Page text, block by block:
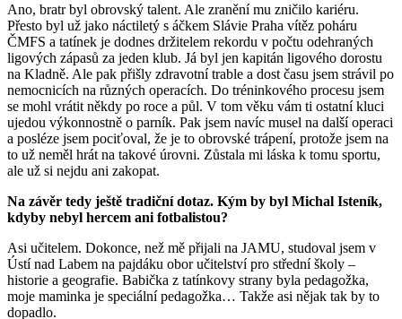
Ano, bratr byl obrovský talent. Ale zranění mu zničilo kariéru.
Přesto byl už jako náctiletý s áčkem Slávie Praha vítěz poháru
ČMFS a tatínek je dodnes držitelem rekordu v počtu odehraných
ligových zápasů za jeden klub. Já byl jen kapitán ligového dorostu
na Kladně. Ale pak přišly zdravotní trable a dost času jsem strávil po
nemocnicích na různých operacích. Do tréninkového procesu jsem
se mohl vrátit někdy po roce a půl. V tom věku vám ti ostatní kluci
ujedou výkonnostně o parník. Pak jsem navíc musel na další operaci
a posléze jsem pociťoval, že je to obrovské trápení, protože jsem na
to už neměl hrát na takové úrovni. Zůstala mi láska k tomu sportu,
ale už si nejdu ani zakopat.
Na závěr tedy ještě tradiční dotaz. Kým by byl Michal Isteník,
kdyby nebyl hercem ani fotbalistou?
Asi učitelem. Dokonce, než mě přijali na JAMU, studoval jsem v
Ústí nad Labem na pajdáku obor učitelství pro střední školy –
historie a geografie. Babička z tatínkovy strany byla pedagožka,
moje maminka je speciální pedagožka… Takže asi nějak tak by to
dopadlo.